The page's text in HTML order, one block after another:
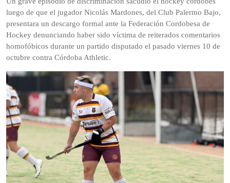
luego de que el jugador Nicolás Mardones, del Club Palermo Bajo,
presentara un descargo formal ante la Federación Cordobesa de
Hockey denunciando haber sido víctima de reiterados comentarios
homofóbicos durante un partido disputado el pasado viernes 10 de
octubre contra Córdoba Athletic.